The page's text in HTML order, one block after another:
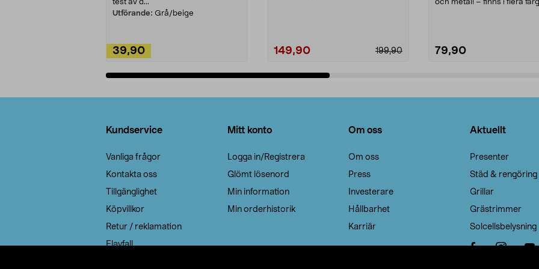
test av d...
Utförande: Grå/beige
39,90 199,90
149,90
och metall – finns i flera
79,90
Kundservice
Vanliga frågor
Kontakta oss
Tillgänglighet
Köpvillkor
Retur / reklamation
Elavfall
Mitt konto
Logga in/Registrera
Glömt lösenord
Min information
Min orderhistorik
Om oss
Om oss
Press
Investerare
Hållbarhet
Karriär
Aktuellt
Presenter
Städ & rengöring
Grillar
Grästrimmer
Solcellsbelysning